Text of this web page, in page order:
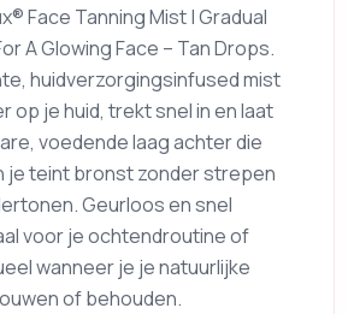
Face Tanning Mist | Gradual
A Glowing Face – Tan Drops.
huidverzorgingsinfused mist
op je huid, trekt snel in en laat
voedende laag achter die
je teint bronst zonder strepen
Geurloos en snel
voor je ochtendroutine of
wanneer je je natuurlijke
of behouden.